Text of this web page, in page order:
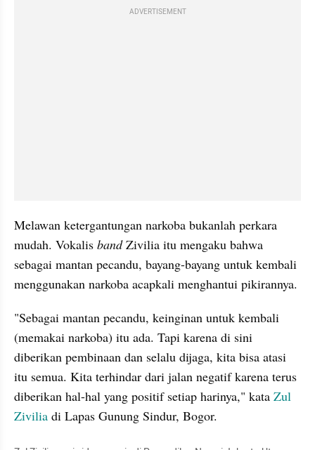
ADVERTISEMENT
Melawan ketergantungan narkoba bukanlah perkara
mudah. Vokalis band Zivilia itu mengaku bahwa
sebagai mantan pecandu, bayang-bayang untuk kembali
menggunakan narkoba acapkali menghantui pikirannya.
"Sebagai mantan pecandu, keinginan untuk kembali
(memakai narkoba) itu ada. Tapi karena di sini
diberikan pembinaan dan selalu dijaga, kita bisa atasi
itu semua. Kita terhindar dari jalan negatif karena terus
diberikan hal-hal yang positif setiap harinya," kata Zul
Zivilia di Lapas Gunung Sindur, Bogor.